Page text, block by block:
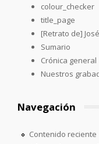
colour_checker
title_page
[Retrato de]
Sumario
Crónica general
Nuestros
Navegación
Contenido reciente